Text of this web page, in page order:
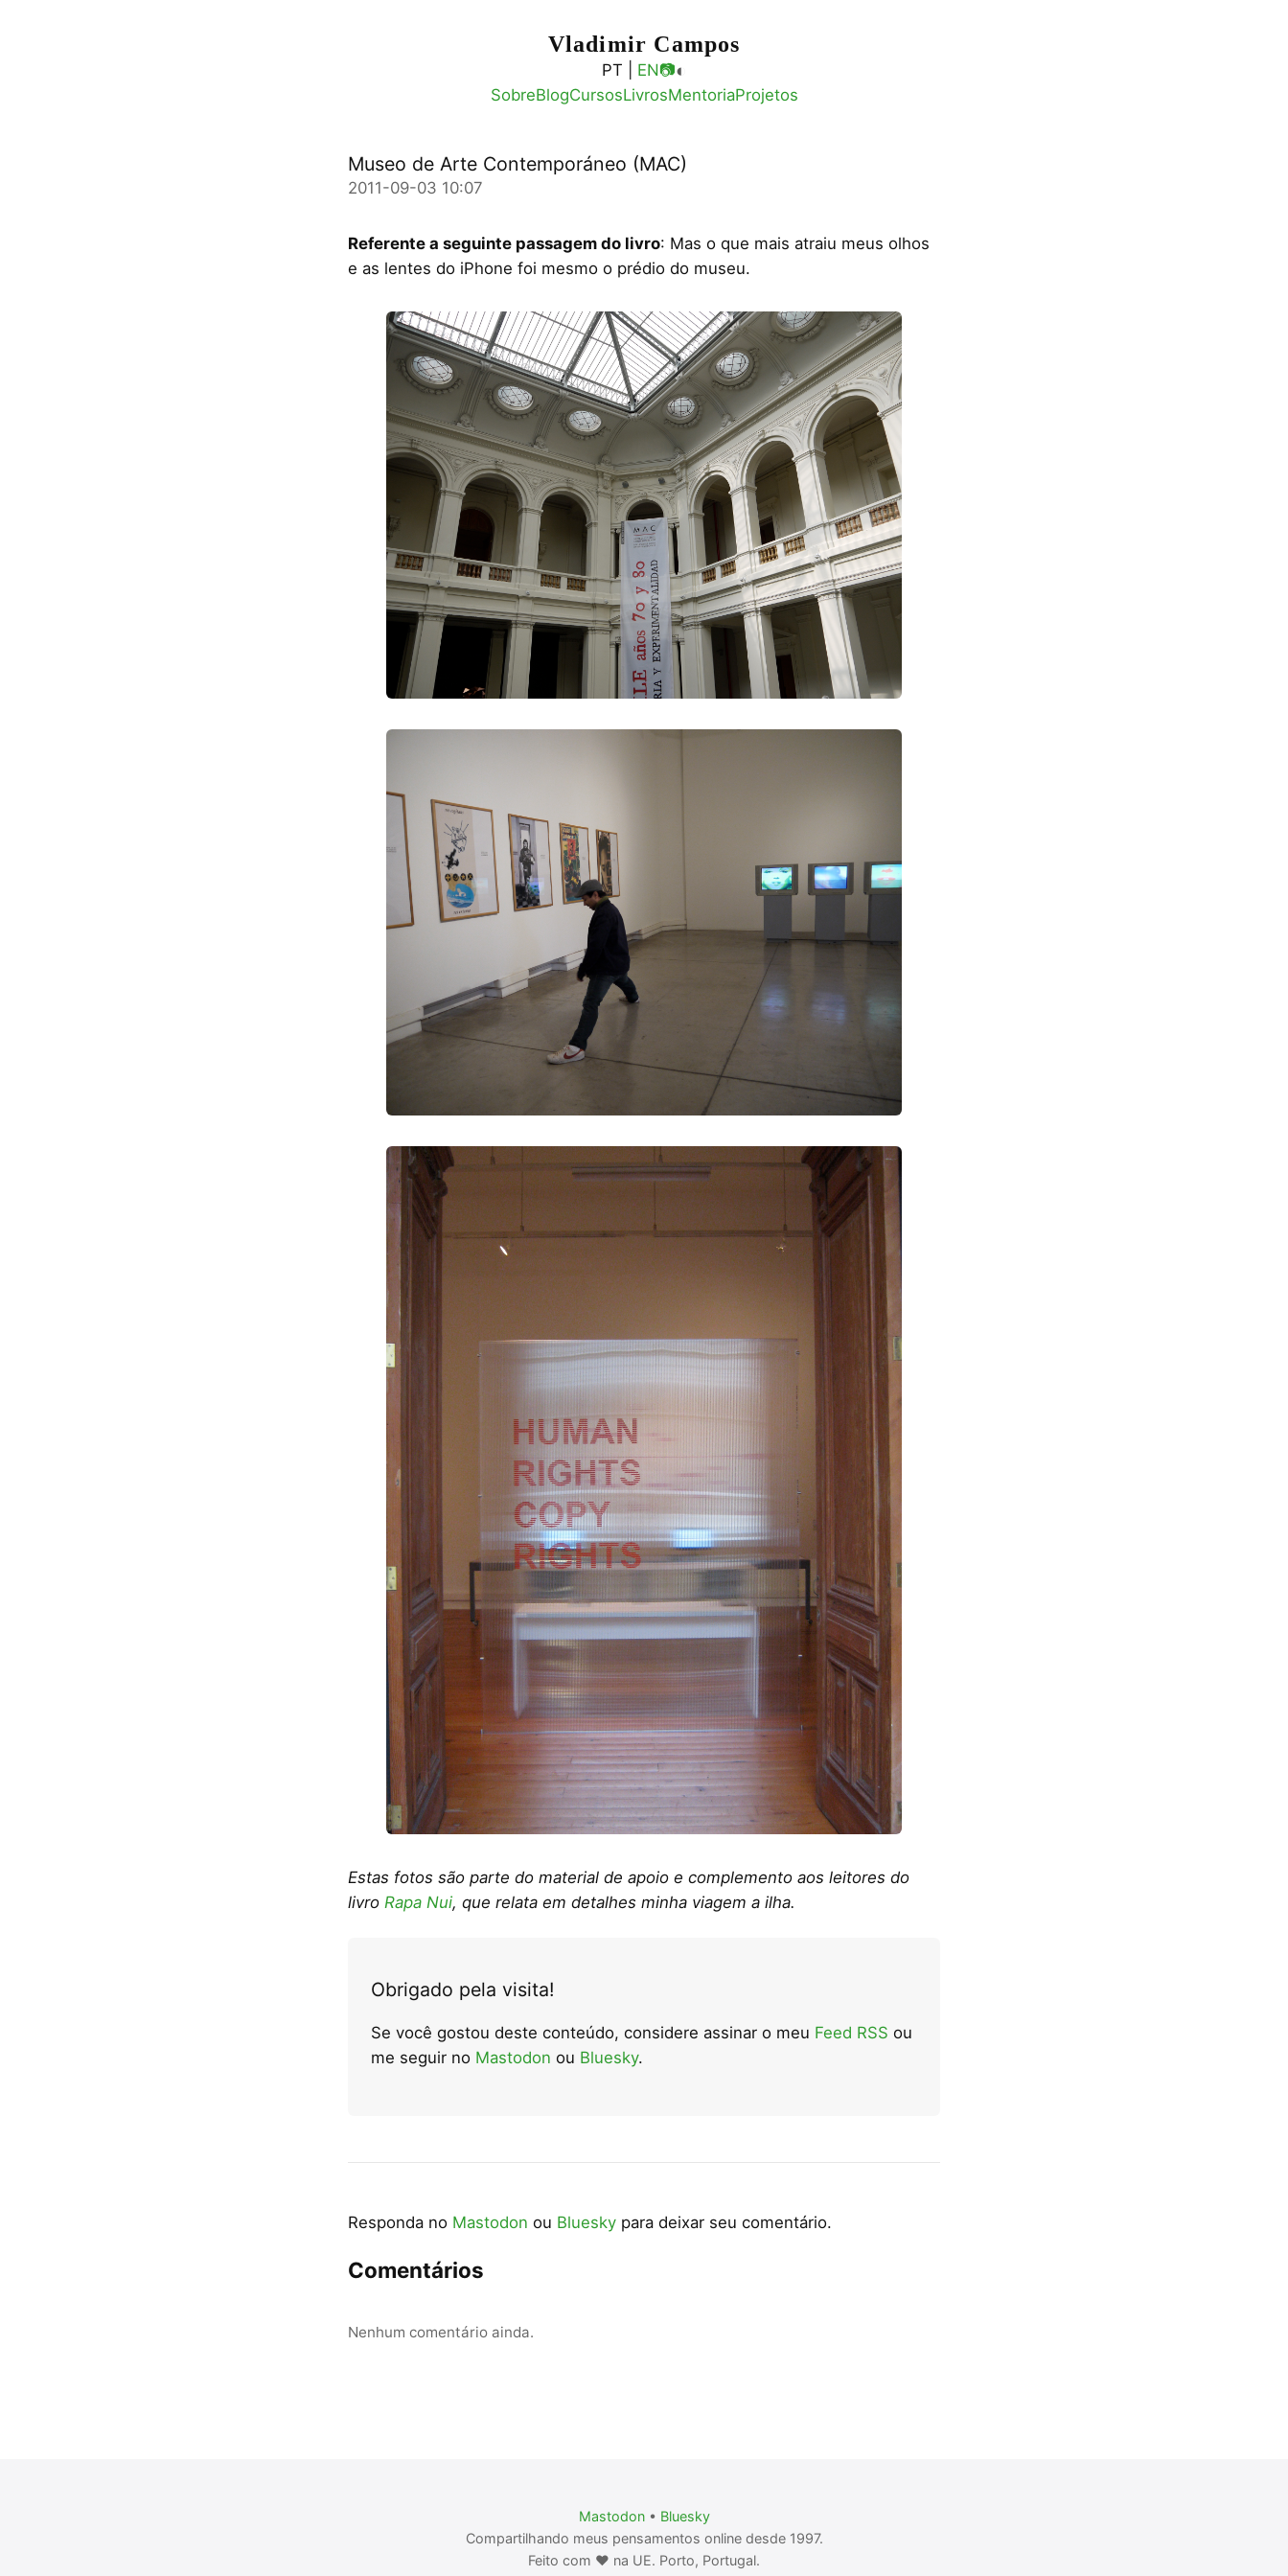
Vladimir Campos
PT | EN📷◐
SobreBlogCursosLivrosMentoriaProjetos
Museo de Arte Contemporáneo (MAC)
2011-09-03 10:07
Referente a seguinte passagem do livro: Mas o que mais atraiu meus olhos
e as lentes do iPhone foi mesmo o prédio do museu.
Estas fotos são parte do material de apoio e complemento aos leitores do
livro Rapa Nui, que relata em detalhes minha viagem a ilha.
Obrigado pela visita!
Se você gostou deste conteúdo, considere assinar o meu Feed RSS ou
me seguir no Mastodon ou Bluesky.
Responda no Mastodon ou Bluesky para deixar seu comentário.
Comentários
Nenhum comentário ainda.
Mastodon• Bluesky
Compartilhando meus pensamentos online desde 1997.
Feito com ❤️ na UE. Porto, Portugal.